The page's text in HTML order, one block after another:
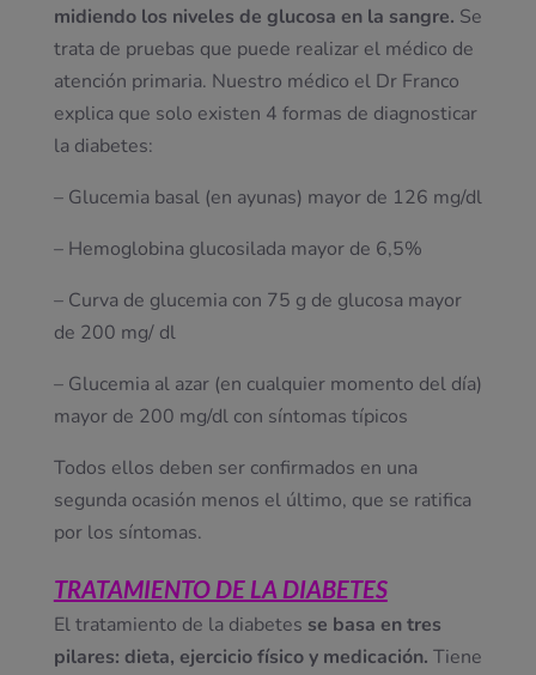
midiendo los niveles de glucosa en la sangre. Se
trata de pruebas que puede realizar el médico de
atención primaria. Nuestro médico el Dr Franco
explica que solo existen 4 formas de diagnosticar
la diabetes:
– Glucemia basal (en ayunas) mayor de 126 mg/dl
– Hemoglobina glucosilada mayor de 6,5%
– Curva de glucemia con 75 g de glucosa mayor
de 200 mg/ dl
– Glucemia al azar (en cualquier momento del día)
mayor de 200 mg/dl con síntomas típicos
Todos ellos deben ser confirmados en una
segunda ocasión menos el último, que se ratifica
por los síntomas.
TRATAMIENTO DE LA DIABETES
El tratamiento de la diabetes se basa en tres
pilares: dieta, ejercicio físico y medicación. Tiene